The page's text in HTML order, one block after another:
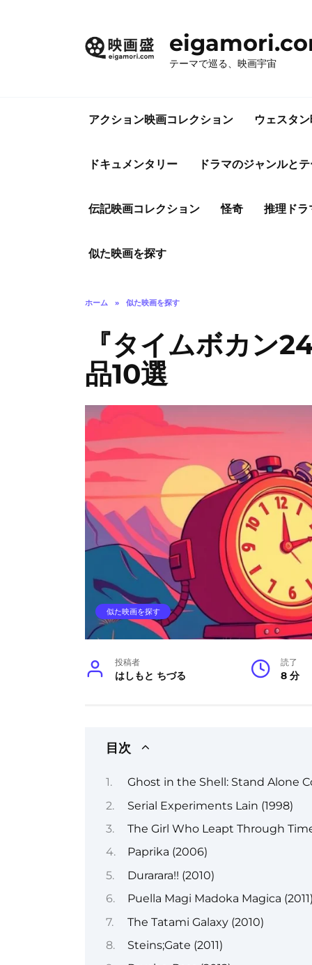
テーマで巡る、映画宇宙
アクション映画コレクション ウェスタ
ドキュメンタリー ドラマのジャンルと
伝記映画コレクション 怪奇 推理ドラ
似た映画を探す
ホーム » 似た映画を探す
『タイムボカン
品10選
似た映画を探す
投稿者
はしもと ちづる
読了
8 分
目次
Ghost in the Shell: Stand Alone
Serial Experiments Lain (1998)
The Girl Who Leapt Through
Paprika (2006)
Durarara!! (2010)
Puella Magi Madoka Magica
The Tatami Galaxy (2010)
Steins;Gate (2011)